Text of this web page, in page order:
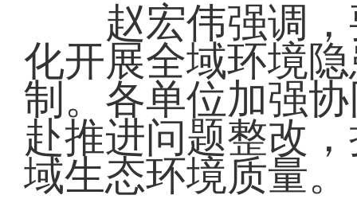
赵宏伟强调，
化开展全域环境
制。各单位加强
赴推进问题整改
域生态环境质量。